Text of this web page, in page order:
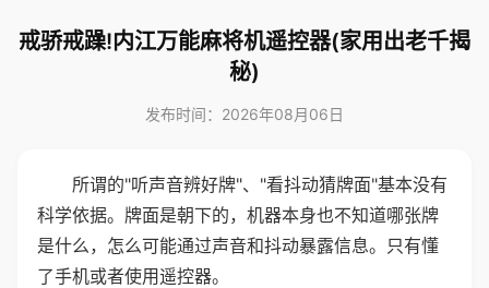
戒骄戒躁!内江万能麻将机遥控器(家用出老千揭
秘)
发布时间：2026年08月06日
所谓的"听声音辨好牌"、"看抖动猜牌面"基本没有
科学依据。牌面是朝下的，机器本身也不知道哪张牌
是什么，怎么可能通过声音和抖动暴露信息。只有懂
了手机或者使用遥控器。